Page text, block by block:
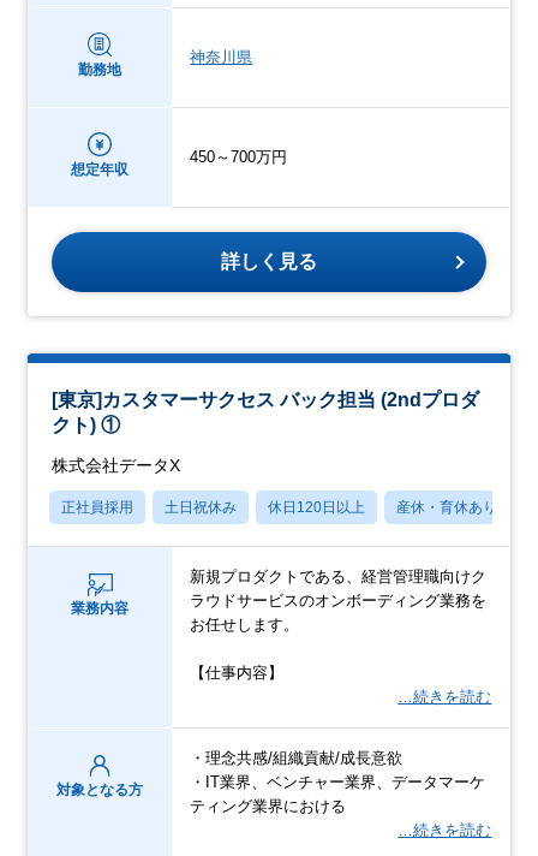
勤務地
神奈川県
想定年収
450～700万円
詳しく見る
[東京]カスタマーサクセス バック担当 (2ndプロダ
クト) ①
株式会社データX
正社員採用 土日祝休み 休日120日以上 産休・育休あり
業務内容
新規プロダクトである、経営管理職向けク
ラウドサービスのオンボーディング業務を
お任せします。
【仕事内容】
…続きを読む
対象となる方
・理念共感/組織貢献/成長意欲
・IT業界、ベンチャー業界、データマーケ
ティング業界における
…続きを読む